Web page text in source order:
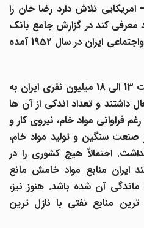
تلاش دارد رضا خان را
کند در گزارش جامع بانک
جهانی در باره اوضاع اقتصادی واجتماعی ایران در سال 1952 آمده
« طی چهل سال گذشته، جمعیت 13 الی 18 میلیون نفری ایران به
و تعداد اندکی از آن ها
فراوانی مواد خام، نیروی کار و
سنگین و تولید مواد خام،
احتمالاً هیچ کشوری را در
منابع مواد خامش مانع
آن شده باشد. هنوز نیز،
منابع نفتی با نازل ترین